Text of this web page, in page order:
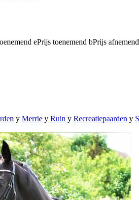
ePrijs toenemend bPrijs afnemend
y Merrie y Ruin y Recreatiepaarden y